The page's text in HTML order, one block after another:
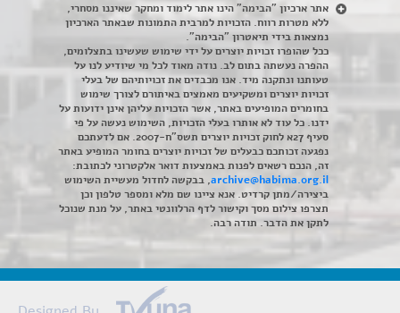
אתר ארכיון "הבימה" הינו אתר לימוד ומחקר שאיננו מסחרי,
ללא מטרות רווח. הזכויות למרבית התמונות שבאתר הארכיון
נמצאות בידי תיאטרון "הבימה".
ככל שהופרו זכויות יוצרים על ידי שימוש שעשינו בתצלומים,
ההפרה נעשתה בתום לב. נודה מאוד לכל מי שיודיע לנו על
טעותנו ונתקנה מיד. אנו מכבדים את זכויותיהם של בעלי
זכויות יוצרים ומשקיעים מאמצים באיתורם לצורך שימוש
בחומרים המופיעים באתר, אשר הזכויות עליהן אינן ידועות על
ידנו. כל עוד לא אותרו בעלי הזכויות, השימוש נעשה על פי
סעיף 27א לחוק זכויות יוצרים תשס"ח-2007. אם לדעתכם
נפגעה זכותכם כבעלים של זכויות יוצרים בחומר המופיע באתר
זה, הנכם רשאים לפנות באמצעות דואר אלקטרוני לכתובת:
archive@habima.org.il, בבקשה לחדול מעשיית השימוש
ביצירה/מתן קרדיט. אנא ציינו שם מלא ומספר טלפון וכן
תצרפו צילום מסך וקישור לדף הרלוונטי באתר, על מנת שנוכל
לתקן את הדבר. תודה רבה.